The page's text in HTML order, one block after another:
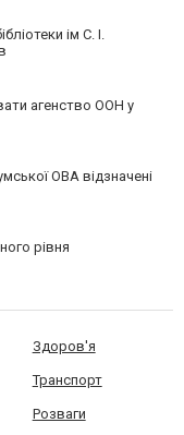
ім С. І.
агенство ООН у
ОВА відзначені
рівня
Здоров'я
Транспорт
Розваги